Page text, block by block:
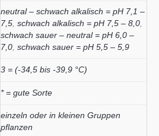
neutral – schwach alkalisch = pH 7,1 –
7,5 schwach alkalisch = pH 7,5 – 8,0
schwach sauer – neutral = pH 6,0 –
7,0 schwach sauer = pH 5,5 – 5,9
3 = (-34,5 bis -39,9 °C)
* = gute Sorte
einzeln oder in kleinen Gruppen
pflanzen